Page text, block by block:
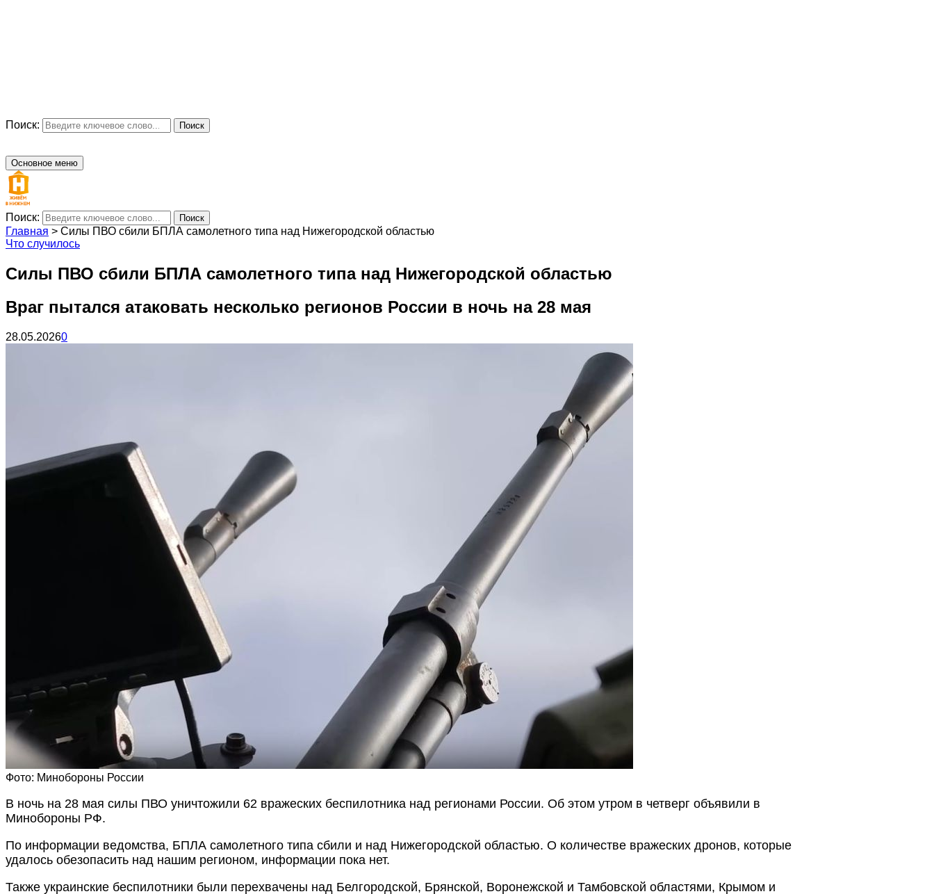
Поиск: Поиск
Основное меню
Поиск: Поиск
Главная > Силы ПВО сбили БПЛА самолетного типа над Нижегородской областью
Что случилось
Силы ПВО сбили БПЛА самолетного типа над Нижегородской областью
Враг пытался атаковать несколько регионов России в ночь на 28 мая
28.05.20260
Фото: Минобороны России
В ночь на 28 мая силы ПВО уничтожили 62 вражеских беспилотника над регионами России. Об этом утром в четверг объявили в
Минобороны РФ.
По информации ведомства, БПЛА самолетного типа сбили и над Нижегородской областью. О количестве вражеских дронов, которые
удалось обезопасить над нашим регионом, информации пока нет.
Также украинские беспилотники были перехвачены над Белгородской, Брянской, Воронежской и Тамбовской областями, Крымом и